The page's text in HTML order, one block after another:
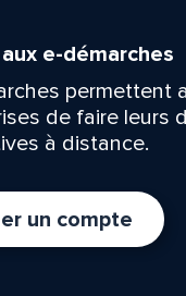
e-démarches
permettent
de faire leurs
à distance.
un compte